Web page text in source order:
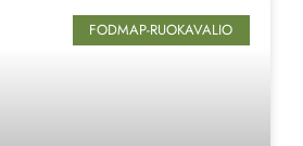
FODMAP-RUOKAVALIO